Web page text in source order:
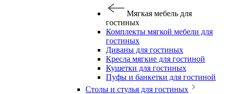
Мягкая мебель для
гостиных
Комплекты мягкой мебели для
гостиных
Диваны для гостиных
Кресла мягкие для гостиной
Кушетки для гостиных
Пуфы и банкетки для гостиной
Столы и стулья для гостиных